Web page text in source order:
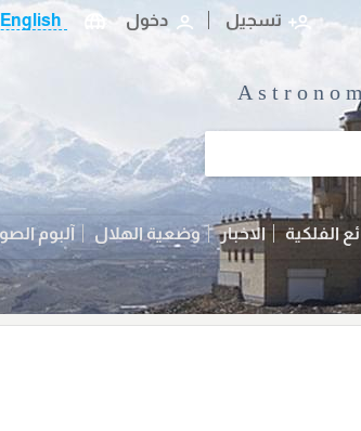
English دخول تسجیل
الفلكية الاخبار وضعية الهلال آلبوم